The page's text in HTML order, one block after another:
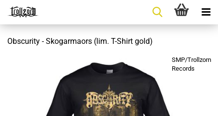
Obscurity - Skogarmaors (lim. T-Shirt gold)
SMP/Trollzorn
Records